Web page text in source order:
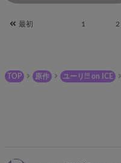
最初 1 2
TOP 原作 ユーリ!!! on ICE